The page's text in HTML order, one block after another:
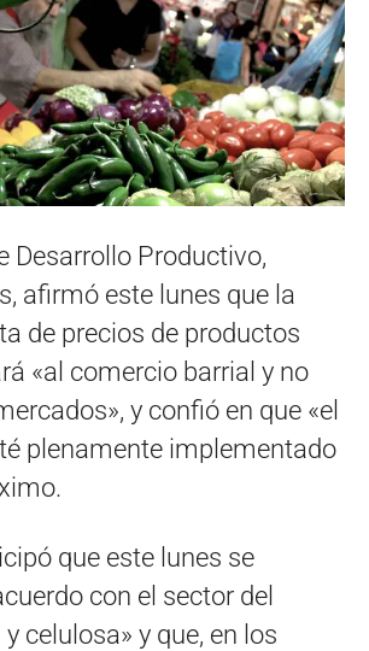
Desarrollo Productivo,
afirmó este lunes que la
de precios de productos
«al comercio barrial y no
y confió en que «el
plenamente implementado
que este lunes se
con el sector del
celulosa» y que, en los